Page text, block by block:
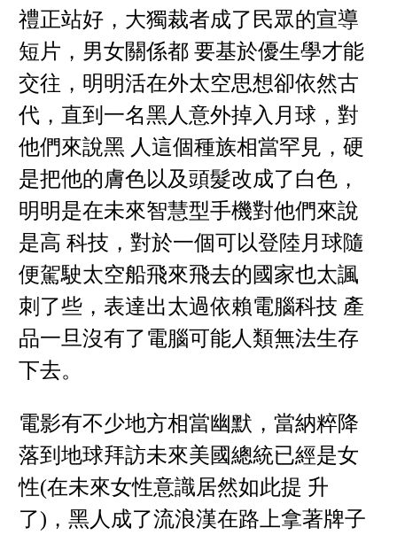
禮正站好，大獨裁者成了民眾的宣導
短片，男女關係都 要基於優生學才能
交往，明明活在外太空思想卻依然古
代，直到一名黑人意外掉入月球，對
他們來說黑 人這個種族相當罕見，硬
是把他的膚色以及頭髮改成了白色，
明明是在未來智慧型手機對他們來說
是高 科技，對於一個可以登陸月球隨
便駕駛太空船飛來飛去的國家也太諷
刺了些，表達出太過依賴電腦科技 產
品一旦沒有了電腦可能人類無法生存
下去。
電影有不少地方相當幽默，當納粹降
落到地球拜訪未來美國總統已經是女
性(在未來女性意識居然如此提 升
了)，黑人成了流浪漢在路上拿著牌子